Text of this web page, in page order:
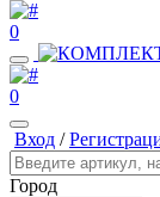
0
0
Вход /
Город